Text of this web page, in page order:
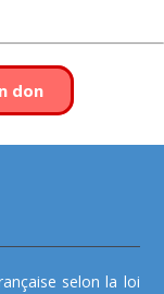
don
selon la loi